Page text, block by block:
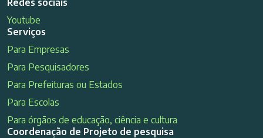
Youtube
Serviços
Para Empresas
Para Pesquisadores
Para Prefeituras ou Estados
Para Escolas
Para órgãos de educação, ciência e cultura
Coordenação de Projeto de pesquisa